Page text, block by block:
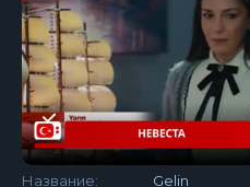
Название:
Gelin